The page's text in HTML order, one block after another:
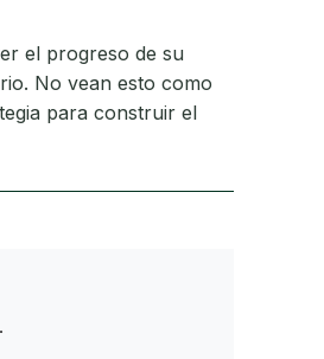
el progreso de su
No vean esto como
para construir el